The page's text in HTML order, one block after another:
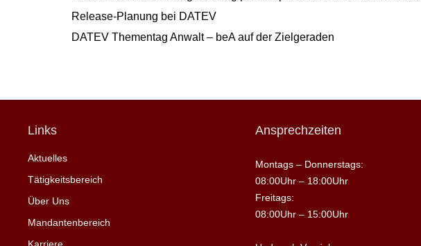
Release-Planung bei DATEV
DATEV Thementag Anwalt – beA auf der Zielgeraden
Links
Aktuelles
Tätigkeitsbereich
Über Uns
Mandantenbereich
Ansprechzeiten
Montags – Donnerstags:
08:00Uhr – 18:00Uhr
Freitags:
08:00Uhr – 15:00Uhr